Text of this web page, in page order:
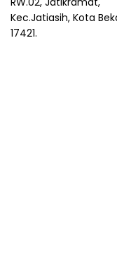
Kec.Jatiasih, Kota
17421.